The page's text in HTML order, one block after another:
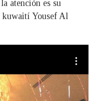
atención es su
kuwaití Yousef Al